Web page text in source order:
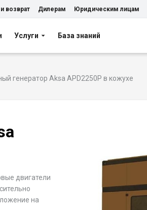
возврат Дилерам Юридическим лицам
Услуги База знаний
генератор Aksa APD2250P в кожухе
двигатели
на